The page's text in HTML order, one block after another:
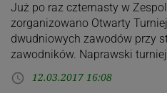
Już po raz czternasty w
zorganizowano Otwarty
dwudniowych zawodów przy
zawodników. Naprawski
access_time 12.03.2017 16:08